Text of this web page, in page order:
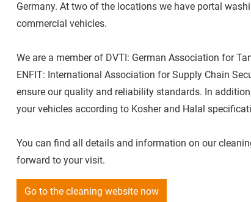
Germany. At two of the locations we have portal
commercial vehicles.
We are a member of DVTI: German Association for
ENFIT: International Association for Supply Chain
ensure our quality and reliability standards. In
your vehicles according to Kosher and Halal
You can find all details and information on our
forward to your visit.
Go to the cleaning website now